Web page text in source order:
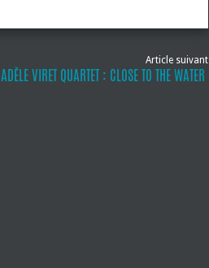
Article suivant
ADÈLE VIRET QUARTET : CLOSE TO THE WATER